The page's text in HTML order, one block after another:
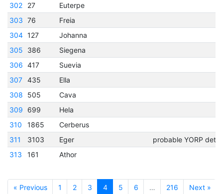
302
27
Euterpe
303 76
Freia
304 127
Johanna
305
386
Siegena
306 417
Suevia
307 435
Ella
308
505
Cava
309
699
Hela
310
1865
Cerberus
311
3103 Eger
probable YORP
313
161 Athor
« Previous 1 2 3 4 5 6 … 216 Next »